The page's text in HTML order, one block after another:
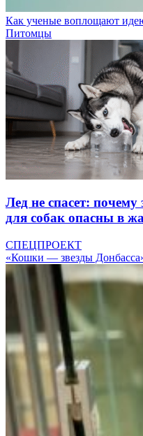
Как ученые воплощают
Питомцы
Лед не спасет:
для собак опасны в
СПЕЦПРОЕКТ
«Кошки — звезды